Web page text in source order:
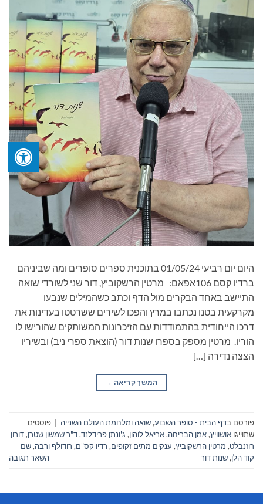
היום יום רביעי 01/05/24 בתוכנית ספרים סופרים ומה שביניהם
ברדיו קסם 106אפאם: מרטין הרשקוביץ, דור שני לשורדי שואה
התיישב באחד הבקרים מול הדף וכתב כשהמילים שנבעו
מקרקעית בטנו נכתבו במרץ והפכו לשירים ששרטטו בעדינות את
דרכו הייחודית בהתמודדות עם הזיכרונות המשותקים שהורישו לו
הוריו. מרטין מספק בספרו שנות דור (הוצאת ספרי ניב) ובשיריו
הצצה נדירה […]
המשך קריאה →
פורסם בדף הבית - סופר השבוע,שואה ומלחמת העולם השנייה
פוסטים
שתוייגו אושוויץ,אמן הבריחה,אריאל לוהון, ג'ונתן פרידלנד,ד"ר שמשון שטרן,דורון
רוזנבלט, מרטין הרשקוביץ, ענקים מתים זקופים, רדיו קס"ם, רודולף ורבה,שם
קוד הלן,שנות דור השאר תגובה